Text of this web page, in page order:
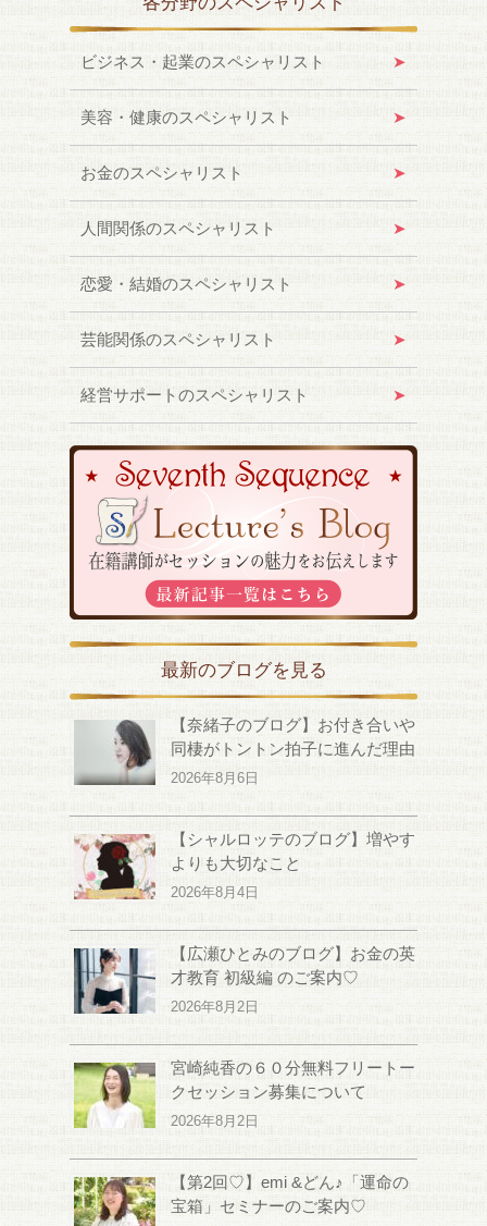
ビジネス・起業のスペシャリスト
美容・健康のスペシャリスト
お金のスペシャリスト
人間関係のスペシャリスト
恋愛・結婚のスペシャリスト
芸能関係のスペシャリスト
経営サポートのスペシャリスト
最新のブログを見る
【奈緒子のブログ】お付き合いや
同棲がトントン拍子に進んだ理由
2026年8月6日
【シャルロッテのブログ】増やす
よりも大切なこと
2026年8月4日
【広瀬ひとみのブログ】お金の英
才教育 初級編 のご案内♡
2026年8月2日
宮崎純香の６０分無料フリートー
クセッション募集について
2026年8月2日
【第2回♡】emi &どん♪「運命の
宝箱」セミナーのご案内♡